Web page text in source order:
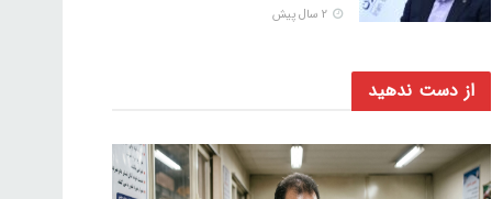
از دست ندهید